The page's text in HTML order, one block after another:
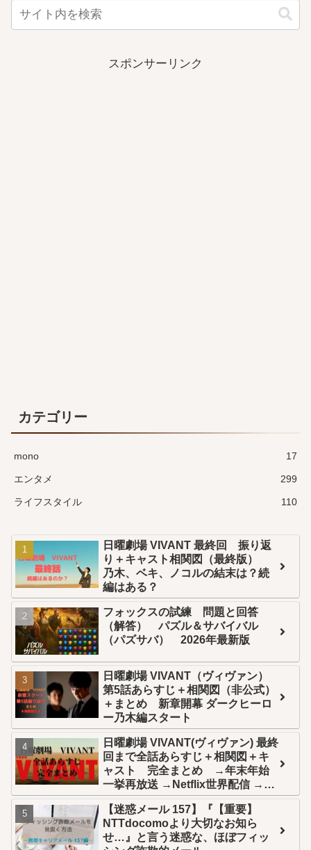
スポンサーリンク
カテゴリー
mono 17
エンタメ 299
ライフスタイル 110
日曜劇場 VIVANT 最終回 振り返
り＋キャスト相関図（最終版）
乃木、ベキ、ノコルの結末は？続
編はある？
フォックスの試練 問題と回答
（解答） パズル＆サバイバル
（パズサバ） 2026年最新版
日曜劇場 VIVANT（ヴィヴァン）
第5話あらすじ＋相関図（非公式）
＋まとめ 新章開幕 ダークヒーロ
ー乃木編スタート
日曜劇場 VIVANT(ヴィヴァン) 最終
回まで全話あらすじ＋相関図＋キ
ャスト 完全まとめ →年末年始
一挙再放送 →Netflix世界配信 →U-
NEXT全話配信
【迷惑メール 157】『【重要】
NTTdocomoより大切なお知ら
せ…』と言う迷惑な、ほぼフィッ